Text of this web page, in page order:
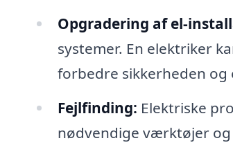
Opgradering af el-
systemer. En elektriker
forbedre sikkerheden og
Fejlfinding: Elektriske
nødvendige værktøjer